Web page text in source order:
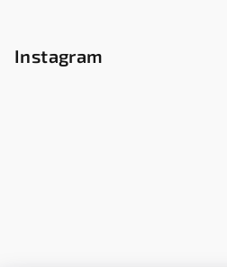
Instagram